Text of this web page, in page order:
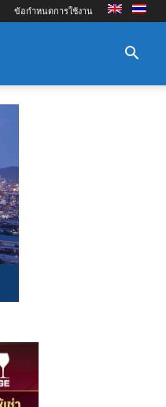
ข้อกำหนดการใช้งาน